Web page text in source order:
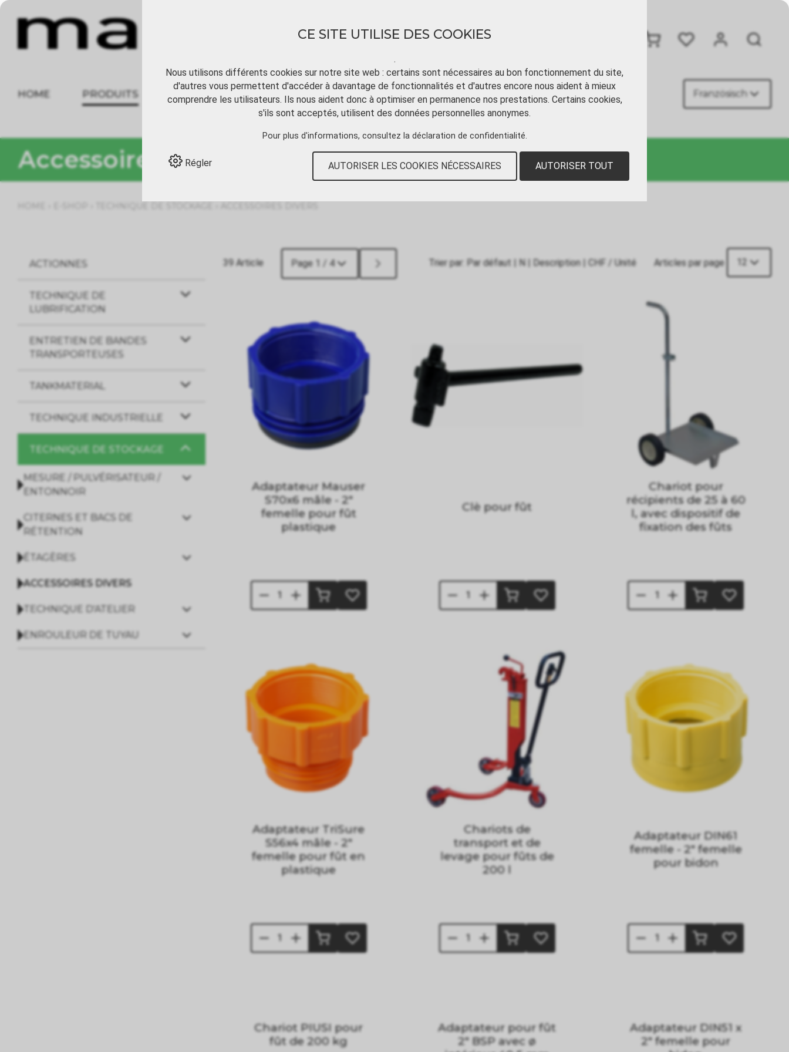
HOME PRODUITS À PROPOS TÉLÉCHARGER TUTORIAL VIDÉO CONTACT Französisch
Accessoires divers
ACTIONNES
TECHNIQUE DE
LUBRIFICATION
ENTRETIEN DE BANDES
TRANSPORTEUSES
TANKMATERIAL
TECHNIQUE INDUSTRIELLE
TECHNIQUE DE STOCKAGE
MESURE / PULVÉRISATEUR /
ENTONNOIR
CITERNES ET BACS DE
RÉTENTION
ÉTAGÈRES
ACCESSOIRES DIVERS
TECHNIQUE D'ATELIER
ENROULEUR DE TUYAU
Articles par page 12
Trier par: Par défaut | N | Description| CHF / Unité
39 Article Page 1 / 4
Adaptateur Mauser
S70x6 mâle - 2"
femelle pour fût
plastique
Clè pour fût
Chariot pour
récipients de 25 à 60
l, avec dispositif de
fixation des fûts
Adaptateur TriSure
S56x4 mâle - 2"
femelle pour fût en
plastique
Chariots de
transport et de
levage pour fûts de
200 l
Adaptateur DIN61
femelle - 2" femelle
pour bidon
Chariot PIUSI pour
fût de 200 kg
Adaptateur pour fût
2" BSP avec ø
Adaptateur DIN51 x
2" femelle pour
CE SITE UTILISE DES COOKIES
.
Nous utilisons différents cookies sur notre site web : certains sont nécessaires au bon fonctionnement du site,
d'autres vous permettent d'accéder à davantage de fonctionnalités et d'autres encore nous aident à mieux
comprendre les utilisateurs. Ils nous aident donc à optimiser en permanence nos prestations. Certains cookies,
s'ils sont acceptés, utilisent des données personnelles anonymes.
Pour plus d'informations, consultez la déclaration de confidentialité.
Régler AUTORISER LES COOKIES NÉCESSAIRES AUTORISER TOUT